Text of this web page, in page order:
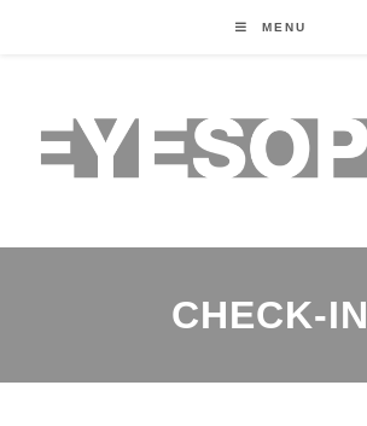
MENU
CHECK-IN